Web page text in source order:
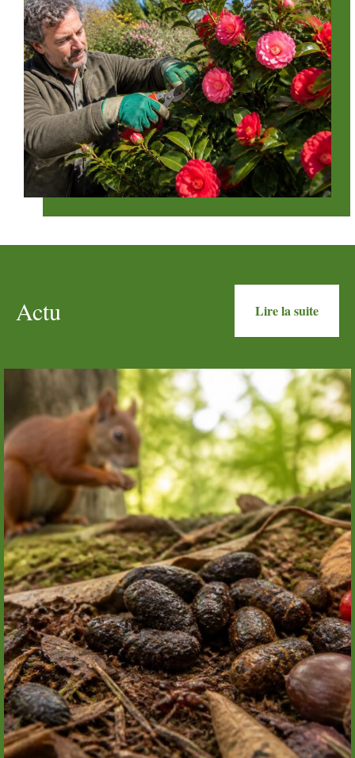
Actu Lire la suite